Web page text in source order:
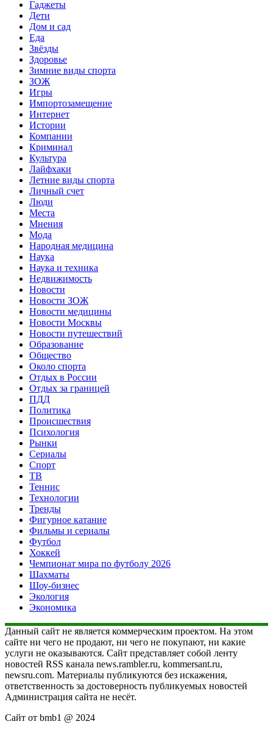
Гаджеты
Дети
Дом и сад
Еда
Звёзды
Здоровье
Зимние виды спорта
ЗОЖ
Игры
Импортозамещение
Интернет
Истории
Компании
Криминал
Культура
Лайфхаки
Летние виды спорта
Личный счет
Люди
Места
Мнения
Мода
Народная медицина
Наука
Наука и техника
Недвижимость
Новости
Новости ЗОЖ
Новости медицины
Новости Москвы
Новости путешествий
Образование
Общество
Около спорта
Отдых в России
Отдых за границей
ПДД
Политика
Происшествия
Психология
Рынки
Сериалы
Спорт
ТВ
Теннис
Технологии
Тренды
Фигурное катание
Фильмы и сериалы
Футбол
Хоккей
Чемпионат мира по футболу 2026
Шахматы
Шоу-бизнес
Экология
Экономика
Данный сайт не является коммерческим проектом. На этом
сайте ни чего не продают, ни чего не покупают, ни какие
услуги не оказываются. Сайт представляет собой ленту
новостей RSS канала news.rambler.ru, kommersant.ru,
newsru.com. Материалы публикуются без искажения,
ответственность за достоверность публикуемых новостей
Администрация сайта не несёт.
Сайт от bmb1 @ 2024